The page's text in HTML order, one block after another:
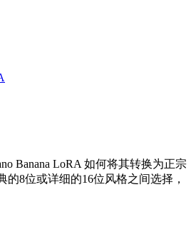
Banana LoRA 如何将其转换为正宗
的8位或详细的16位风格之间选择，